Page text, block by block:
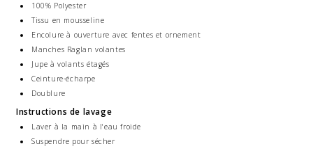
100% Polyester
Tissu en mousseline
Encolure à ouverture avec fentes et ornement
Manches Raglan volantes
Jupe à volants étagés
Ceinture-écharpe
Doublure
Instructions de lavage
Laver à la main à l'eau froide
Suspendre pour sécher